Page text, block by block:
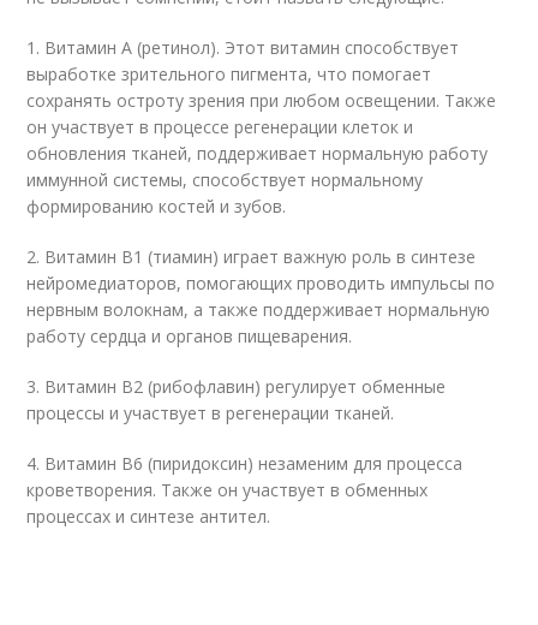
1. Витамин А (ретинол). Этот витамин способствует
выработке зрительного пигмента, что помогает
сохранять остроту зрения при любом освещении. Также
он участвует в процессе регенерации клеток и
обновления тканей, поддерживает нормальную работу
иммунной системы, способствует нормальному
формированию костей и зубов.
2. Витамин В1 (тиамин) играет важную роль в синтезе
нейромедиаторов, помогающих проводить импульсы по
нервным волокнам, а также поддерживает нормальную
работу сердца и органов пищеварения.
3. Витамин В2 (рибофлавин) регулирует обменные
процессы и участвует в регенерации тканей.
4. Витамин В6 (пиридоксин) незаменим для процесса
кроветворения. Также он участвует в обменных
процессах и синтезе антител.